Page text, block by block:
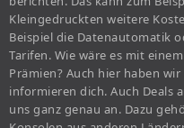
Kleingedruckten weitere
Beispiel die Datenautomatik
Tarifen. Wie wäre es mit
Prämien? Auch hier haben
informieren dich. Auch Deals
uns ganz genau an. Dazu